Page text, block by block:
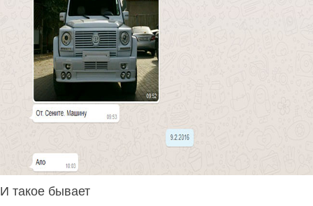
И такое бывает